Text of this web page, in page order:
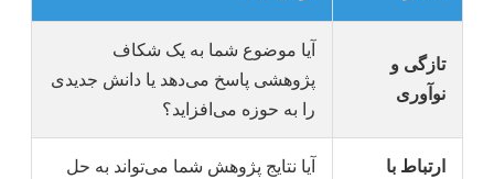
تازگی و
نوآوری
آیا موضوع شما به یک شکاف
پژوهشی پاسخ می‌دهد یا دانش جدیدی
را به حوزه می‌افزاید؟
ارتباط با
آیا نتایج پژوهش شما می‌تواند به حل